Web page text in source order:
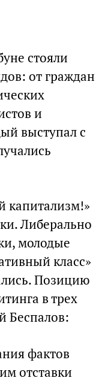
стояли
от граждан
и
выступал с
капитализм!»
Либерально
молодые
класс»
Позицию
в трех
Беспалов:
фактов
отставки